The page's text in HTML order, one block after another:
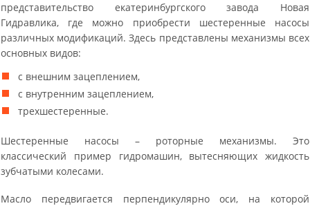
представительство екатеринбургского завода Новая
Гидравлика, где можно приобрести шестеренные насосы
различных модификаций. Здесь представлены механизмы всех
основных видов:
с внешним зацеплением,
с внутренним зацеплением,
трехшестеренные.
Шестеренные насосы – роторные механизмы. Это
классический пример гидромашин, вытесняющих жидкость
зубчатыми колесами.
Масло передвигается перпендикулярно оси, на которой